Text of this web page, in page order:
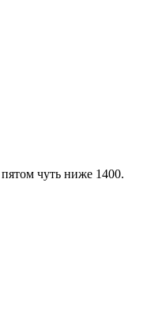
чуть ниже 1400.